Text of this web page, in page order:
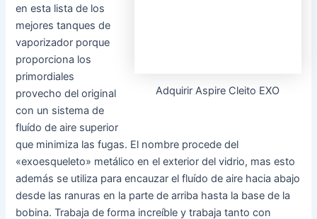
esto además se utiliza para encauzar el fluído de aire hacia
abajo desde las ranuras en la parte de arriba hasta la base
de la bobina. Trabaja de forma increíble y trabaja tanto con
bobinas Cleito EXO (0,16 ohmios) como con bobinas Cleito
autenticos (0,4 ohmios), con las bobinas Cleito EXO
reduciendo la aptitud del tanque de 3,5 ml (como con los
autenticos) a 2 ml. El Cleito EXO cuesta $ 19.99 y
poseemos una revisión completa si quiere más
información.
8 – Vaporesso NRG PE